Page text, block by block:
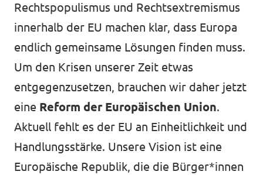
Impressum
Rechtspopulismus und Rechtsextremismus
innerhalb der EU machen klar, dass Europa
endlich gemeinsame Lösungen finden muss.
Um den Krisen unserer Zeit etwas
entgegenzusetzen, brauchen wir daher jetzt
eine Reform der Europäischen Union.
Aktuell fehlt es der EU an Einheitlichkeit und
Handlungsstärke. Unsere Vision ist eine
Europäische Republik, die die Bürger*innen